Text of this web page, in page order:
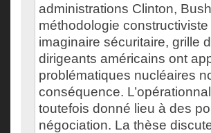
administrations Clinton,
méthodologie
imaginaire sécuritaire, grille
dirigeants américains ont
problématiques nucléaires
conséquence.
toutefois donné lieu à des
négociation. La thèse